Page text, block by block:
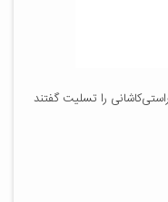
را تسلیت گفتند